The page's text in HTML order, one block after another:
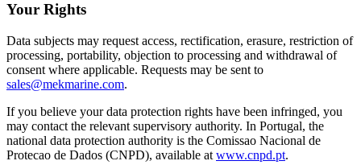
Your Rights
Data subjects may request access, rectification, erasure, restriction of
processing, portability, objection to processing and withdrawal of
consent where applicable. Requests may be sent to
sales@mekmarine.com.
If you believe your data protection rights have been infringed, you
may contact the relevant supervisory authority. In Portugal, the
national data protection authority is the Comissao Nacional de
Protecao de Dados (CNPD), available at www.cnpd.pt.